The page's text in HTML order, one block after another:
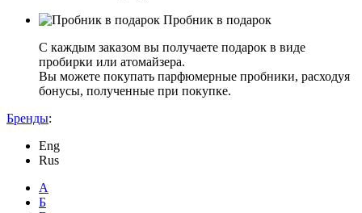
Пробник в подарок
С каждым заказом вы получаете подарок в виде
пробирки или атомайзера.
Вы можете покупать парфюмерные пробники, расходуя
бонусы, полученные при покупке.
Бренды:
Eng
Rus
А
Б